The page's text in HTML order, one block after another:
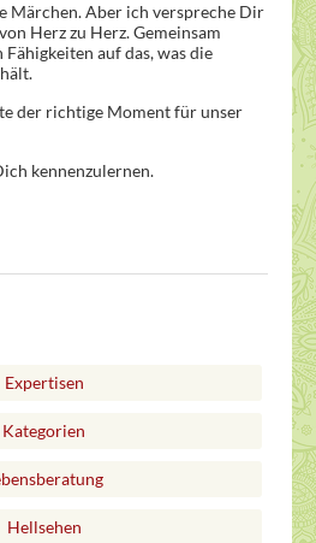
Märchen. Aber ich verspreche Dir
Herz zu Herz. Gemeinsam
auf das, was die
der richtige Moment für unser
kennenzulernen.
Expertisen
Kategorien
Hellsehen